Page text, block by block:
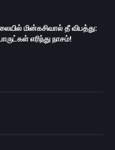
மின்கசிவால் தீ விபத்து:
எரிந்து நாசம்!